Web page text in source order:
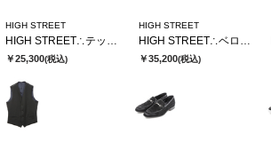
HIGH STREET
￥25,300(税込)
HIGH STREET
￥35,200(税込)